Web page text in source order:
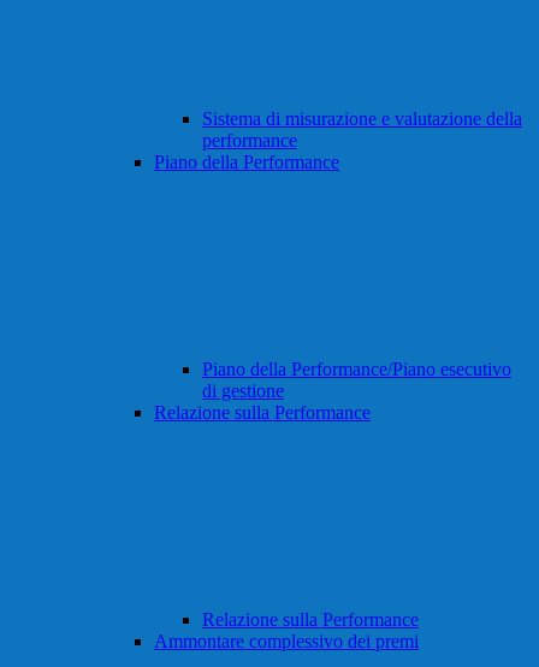
Sistema di misurazione e valutazione della
performance
Piano della Performance
Piano della Performance/Piano esecutivo
di gestione
Relazione sulla Performance
Relazione sulla Performance
Ammontare complessivo dei premi